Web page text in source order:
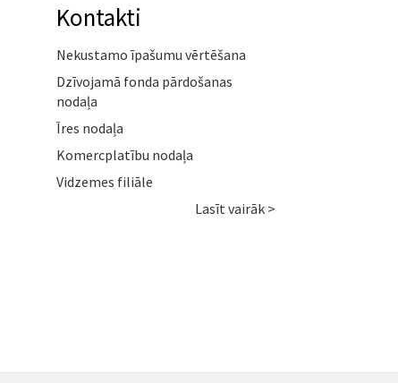
Kontakti
Nekustamo īpašumu vērtēšana
Dzīvojamā fonda pārdošanas
nodaļa
Īres nodaļa
Komercplatību nodaļa
Vidzemes filiāle
Lasīt vairāk >